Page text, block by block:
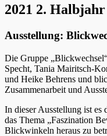
2021 2. Halbjahr
Ausstellung:
Die Gruppe
Specht, Tania Mairitsch-
und Heike Behrens und
Zusammenarbeit und
In dieser Ausstellung ist es
das Thema „Faszination
Blickwinkeln heraus zu